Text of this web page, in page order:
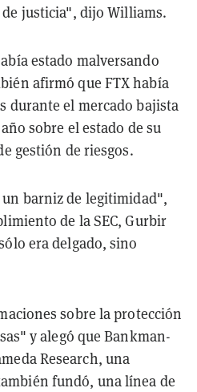
justicia", dijo Williams.
estado malversando
afirmó que FTX había
durante el mercado bajista
sobre el estado de su
gestión de riesgos.
un barniz de legitimidad",
de la SEC, Gurbir
era delgado, sino
sobre la protección
y alegó que Bankman-
Research, una
fundó, una línea de